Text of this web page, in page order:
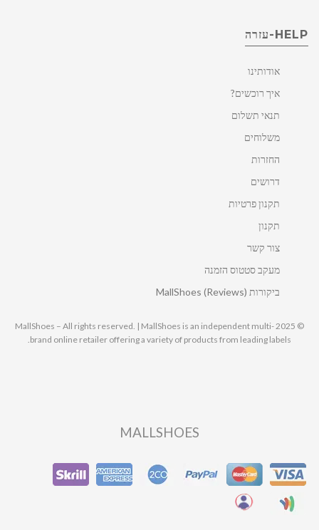
HELP-עזרה
אודותינו
איך רוכשים?
תנאי תשלום
משלוחים
החזרות
דרושים
תקנון פרטיות
תקנון
צור קשר
מעקב סטטוס הזמנה
ביקורות MallShoes (Reviews)
© 2025 MallShoes – All rights reserved. | MallShoes is an independent multi-
brand online retailer offering a variety of products from leading labels.
MALLSHOES